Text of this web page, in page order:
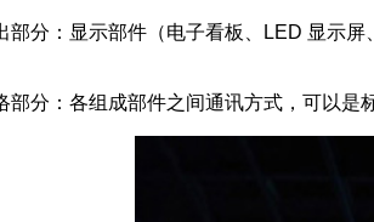
分：显示部件（电子看板、LED 显示屏
分：各组成部件之间通讯方式，可以是